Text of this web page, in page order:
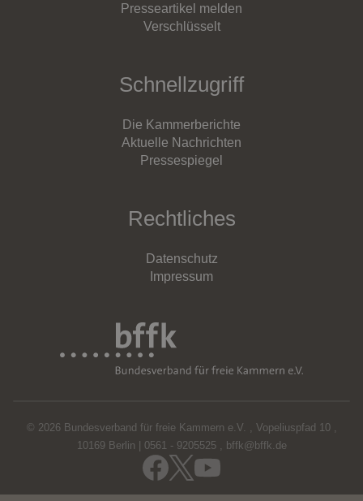
Presseartikel melden
Verschlüsselt
Schnellzugriff
Die Kammerberichte
Aktuelle Nachrichten
Pressespiegel
Rechtliches
Datenschutz
Impressum
© 2026 Bundesverband für freie Kammern e.V. Vopeliuspfad 10,
10169 Berlin | 0561 - 9205525, bffk@bffk.de